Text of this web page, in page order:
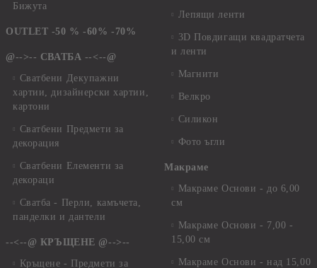
Бижута
OUTLET -50 % -60% -70%
@-->-- СВАТБА --<--@
Сватбени Декупажни
хартии, дизайнерски хартии,
картони
Сватбени Предмети за
декорация
Сватбени Елементи за
декораци
Сватба - Перли, камъчета,
панделки и дантели
--<--@ КРЪЩЕНЕ @-->--
Кръщене - Предмети за
Лепящи ленти
3D Повдигащи квадратчета
и ленти
Магнити
Велкро
Силикон
Фото ъгли
Макраме
Макраме Основи - до 6,00
см
Макраме Основи - 7,00 -
15,00 см
Макраме Основи - над 15,00